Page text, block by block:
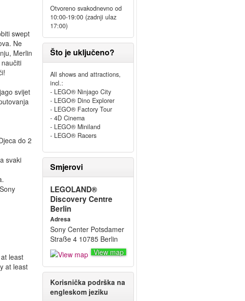
swept
Ne
Merlin
svijet
do 2
svaki
least
at least
Otvoreno svakodnevno od
10:00-19:00 (zadnji ulaz
17:00)
Što je uključeno?
All shows and attractions,
incl.:
- LEGO® Ninjago City
- LEGO® Dino Explorer
- LEGO® Factory Tour
- 4D Cinema
- LEGO® Miniland
- LEGO® Racers
Smjerovi
LEGOLAND®
Discovery Centre
Berlin
Adresa
Sony Center Potsdamer
Straße 4 10785 Berlin
View map
Korisnička podrška na
engleskom jeziku